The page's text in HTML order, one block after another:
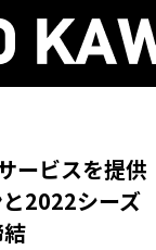
ービスを提供
2022シーズ